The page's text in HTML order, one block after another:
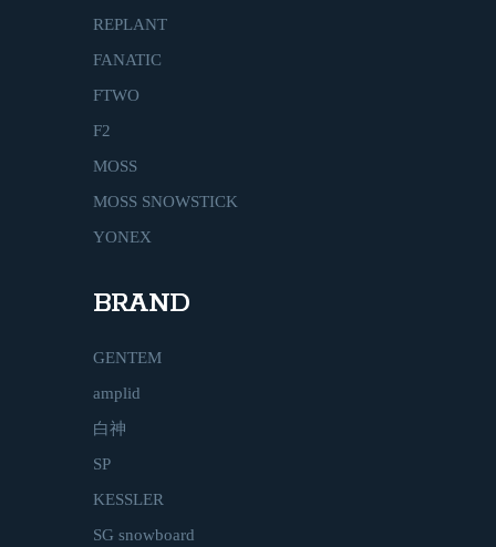
REPLANT
FANATIC
FTWO
F2
MOSS
MOSS SNOWSTICK
YONEX
BRAND
GENTEM
amplid
白神
SP
KESSLER
SG snowboard